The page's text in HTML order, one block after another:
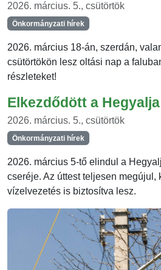
2026. március. 5., csütörtök
Önkormányzati hírek
2026. március 18-án, szerdán,
csütörtökön lesz oltási nap a
részleteket!
Elkezdődött a
2026. március. 5., csütörtök
Önkormányzati hírek
2026. március 5-tő elindul a
cseréje. Az úttest teljesen megújul,
vízelvezetés is biztosítva lesz.